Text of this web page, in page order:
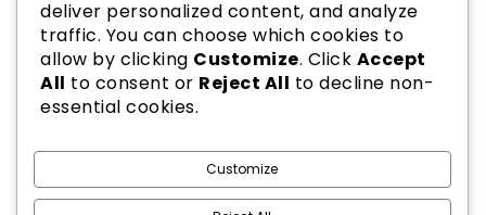
2026PPJ PAUD INDONESIA| Theme bySpiracle Themes
deliver personalized content, and analyze
traffic. You can choose which cookies to
allow by clicking Customize. Click Accept
All to consent or Reject All to decline non-
essential cookies.
Customize